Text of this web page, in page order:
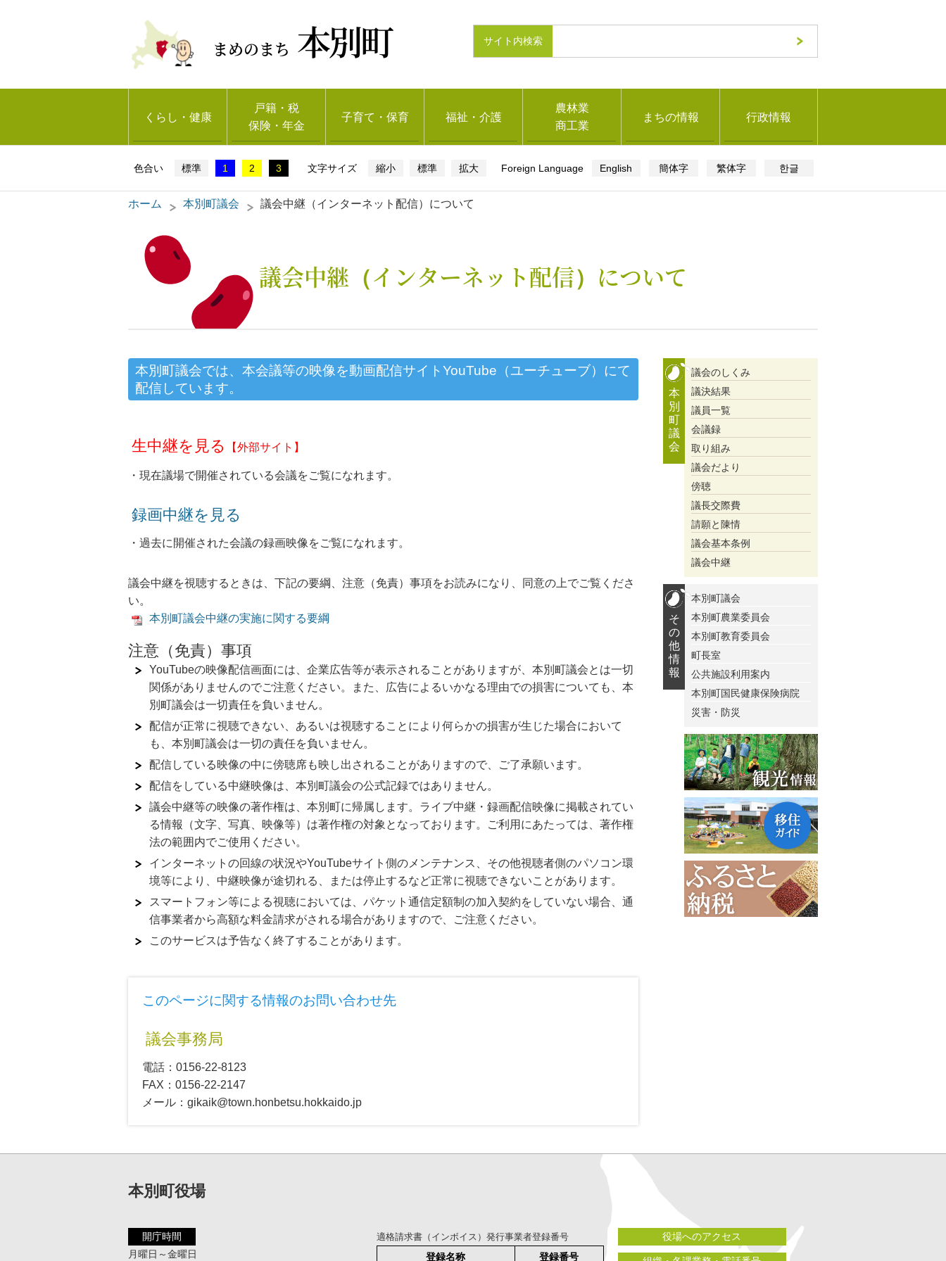
まめのまち 本別町
くらし・健康
戸籍・税
保険・年金
子育て・保育 福祉・介護
農林業
商工業
まちの情報 行政情報
標準 1 2 3 縮小 標準 拡大 English 簡体字 繁体字 한글
ホーム 本別町議会 議会中継（インターネット配信）について
議会中継（インターネット配信）について
本別町議会では、本会議等の映像を動画配信サイトYouTube（ユーチューブ）にて
配信しています。
生中継を見る 【外部サイト】
・現在議場で開催されている会議をご覧になれます。
録画中継を見る
・過去に開催された会議の録画映像をご覧になれます。
議会中継を視聴するときは、下記の要綱、注意（免責）事項をお読みになり、同意の上でご覧くださ
い。
本別町議会中継の実施に関する要綱
注意（免責）事項
YouTubeの映像配信画面には、企業広告等が表示されることがありますが、本別町議会とは一切
関係がありませんのでご注意ください。また、広告によるいかなる理由での損害についても、本
別町議会は一切責任を負いません。
配信が正常に視聴できない、あるいは視聴することにより何らかの損害が生じた場合において
も、本別町議会は一切の責任を負いません。
配信している映像の中に傍聴席も映し出されることがありますので、ご了承願います。
配信をしている中継映像は、本別町議会の公式記録ではありません。
議会中継等の映像の著作権は、本別町に帰属します。ライブ中継・録画配信映像に掲載されてい
る情報（文字、写真、映像等）は著作権の対象となっております。ご利用にあたっては、著作権
法の範囲内でご使用ください。
インターネットの回線の状況やYouTubeサイト側のメンテナンス、その他視聴者側のパソコン環
境等により、中継映像が途切れる、または停止するなど正常に視聴できないことがあります。
スマートフォン等による視聴においては、パケット通信定額制の加入契約をしていない場合、通
信事業者から高額な料金請求がされる場合がありますので、ご注意ください。
このサービスは予告なく終了することがあります。
このページに関する情報のお問い合わせ先
議会事務局
電話：0156-22-8123
FAX：0156-22-2147
メール：gikaik@town.honbetsu.hokkaido.jp
本
別
町
議
会
議会のしくみ
議決結果
議員一覧
会議録
取り組み
議会だより
傍聴
議長交際費
請願と陳情
議会基本条例
議会中継
そ
の
他
情
報
本別町議会
本別町農業委員会
本別町教育委員会
町長室
公共施設利用案内
本別町国民健康保険病院
災害・防災
本別町役場
開庁時間
月曜日～金曜日
適格請求書（インボイス）発行事業者登録番号
登録名称 登録番号
役場へのアクセス